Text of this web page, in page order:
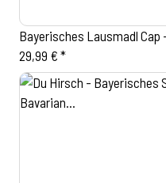
Bayerisches Lausmadl Cap
29,99 € *